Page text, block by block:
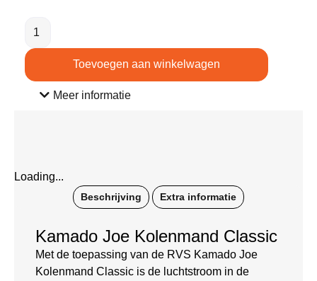
Toevoegen aan winkelwagen
Meer informatie
Loading...
Beschrijving Extra informatie
Kamado Joe Kolenmand Classic
Met de toepassing van de RVS Kamado Joe
Kolenmand Classic is de luchtstroom in de